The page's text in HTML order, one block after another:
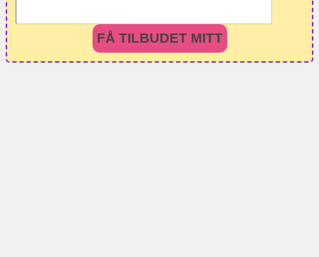
FÅ TILBUDET MITT